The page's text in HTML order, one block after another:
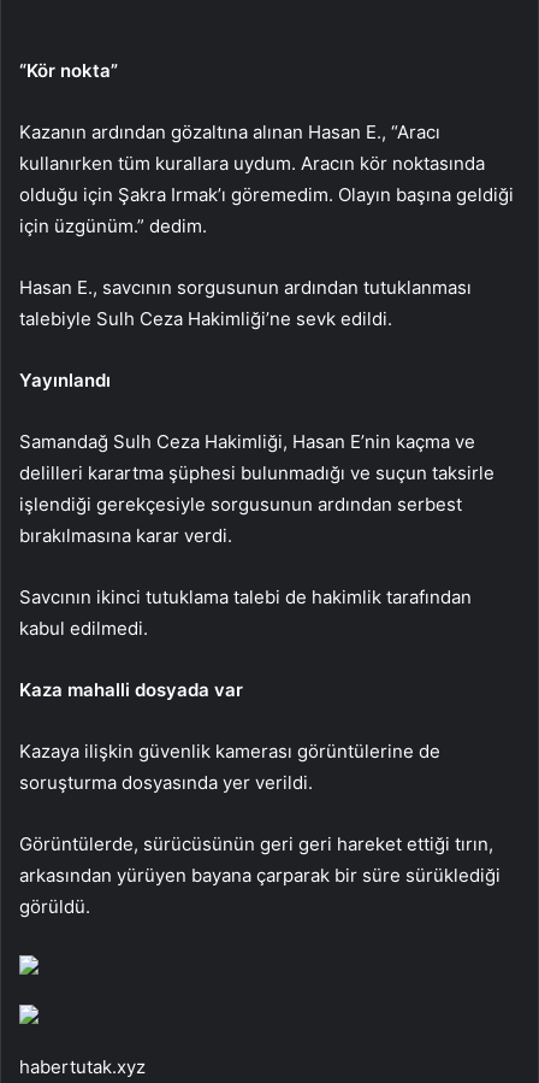
“Kör nokta”
Kazanın ardından gözaltına alınan Hasan E., “Aracı
kullanırken tüm kurallara uydum. Aracın kör noktasında
olduğu için Şakra Irmak’ı göremedim. Olayın başına geldiği
için üzgünüm.” dedim.
Hasan E., savcının sorgusunun ardından tutuklanması
talebiyle Sulh Ceza Hakimliği’ne sevk edildi.
Yayınlandı
Samandağ Sulh Ceza Hakimliği, Hasan E’nin kaçma ve
delilleri karartma şüphesi bulunmadığı ve suçun taksirle
işlendiği gerekçesiyle sorgusunun ardından serbest
bırakılmasına karar verdi.
Savcının ikinci tutuklama talebi de hakimlik tarafından
kabul edilmedi.
Kaza mahalli dosyada var
Kazaya ilişkin güvenlik kamerası görüntülerine de
soruşturma dosyasında yer verildi.
Görüntülerde, sürücüsünün geri geri hareket ettiği tırın,
arkasından yürüyen bayana çarparak bir süre sürüklediği
görüldü.
habertutak.xyz